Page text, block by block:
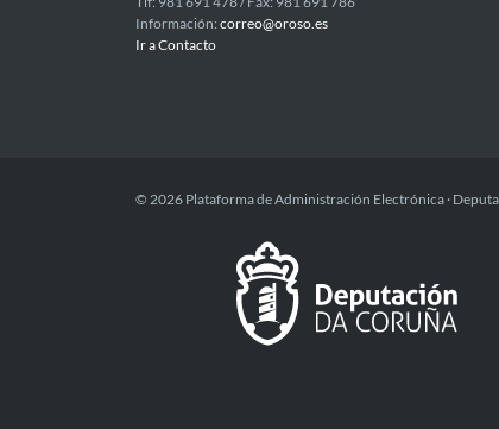
Información: correo@oroso.es
Ir a Contacto
© 2026 Plataforma de Administración Electrónica ·